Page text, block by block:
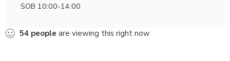
SOB 10:00-14:00
54 people are viewing this right now